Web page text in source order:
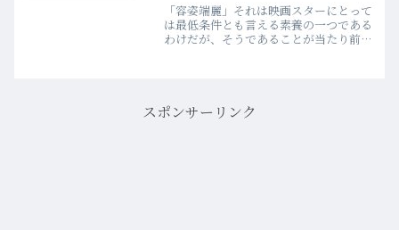
「容姿端麗」それは映画スターにとって
は最低条件とも言える素養の一つである
わけだが、そうであることが当たり前過
スポンサーリンク